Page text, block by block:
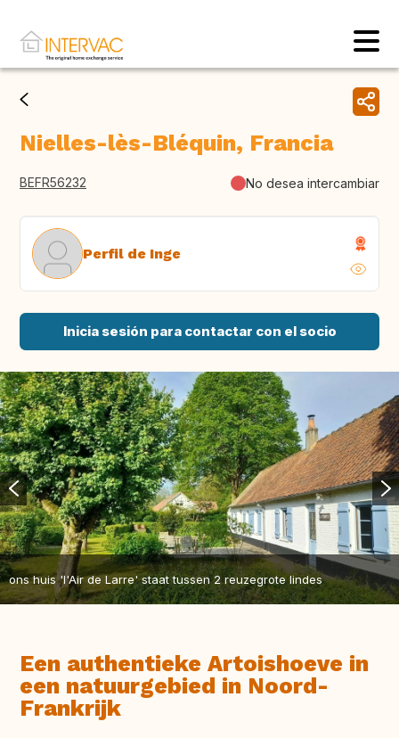
Nielles-lès-Bléquin, Francia
BEFR56232 No desea intercambiar
Perfil de Inge
Inicia sesión para contactar con el socio
ons huis 'l'Air de Larre' staat tussen 2 reuzegrote lindes
Een authentieke Artoishoeve in
een natuurgebied in Noord-
Frankrijk